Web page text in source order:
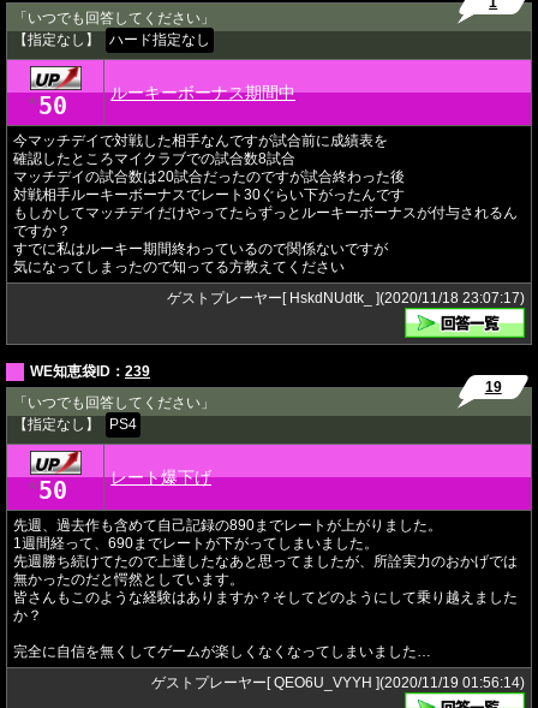
「いつでも回答してください」
【指定なし】
ハード指定なし
★ 50 ルーキーボーナス期間中
今マッチデイで対戦した相手なんですが試合前に成績表を
確認したところマイクラブでの試合数8試合
マッチデイの試合数は20試合だったのですが試合終わった後
対戦相手ルーキーボーナスでレート30ぐらい下がったんです
もしかしてマッチデイだけやってたらずっとルーキーボーナスが付与されるん
ですか？
すでに私はルーキー期間終わっているので関係ないですが
気になってしまったので知ってる方教えてください
ゲストプレーヤー[ HskdNUdtk_ ](2020/11/18 23:07:17)
WE知恵袋ID： 239
「いつでも回答してください」
【指定なし】
PS4
19
★ 50 レート爆下げ
先週、過去作も含めて自己記録の890までレートが上がりました。
1週間経って、690までレートが下がってしまいました。
先週勝ち続けてたので上達したなあと思ってましたが、所詮実力のおかげでは
無かったのだと愕然としています。
皆さんもこのような経験はありますか？そしてどのようにして乗り越えました
か？
完全に自信を無くしてゲームが楽しくなくなってしまいました…
ゲストプレーヤー[ QEO6U_VYYH ](2020/11/19 01:56:14)